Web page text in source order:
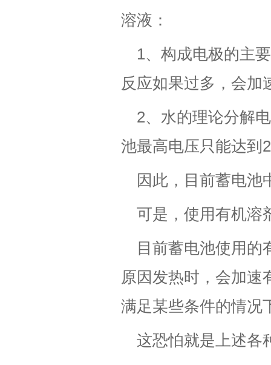
溶液：
1、构成电极的主
反应如果过多，会加
2、水的理论分解
池最高电压只能达到
因此，目前蓄电池
可是，使用有机溶
目前蓄电池使用的
原因发热时，会加速
满足某些条件的情况
这恐怕就是上述各